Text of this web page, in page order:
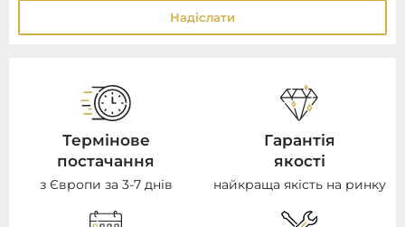
Надіслати
Термінове
постачання
з Європи за 3-7 днів
Гарантія
якості
найкраща якість на ринку